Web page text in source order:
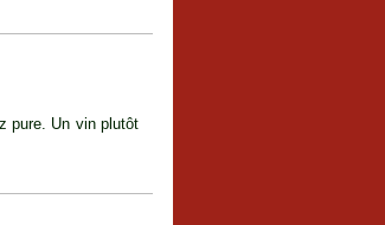
pure. Un vin plutôt